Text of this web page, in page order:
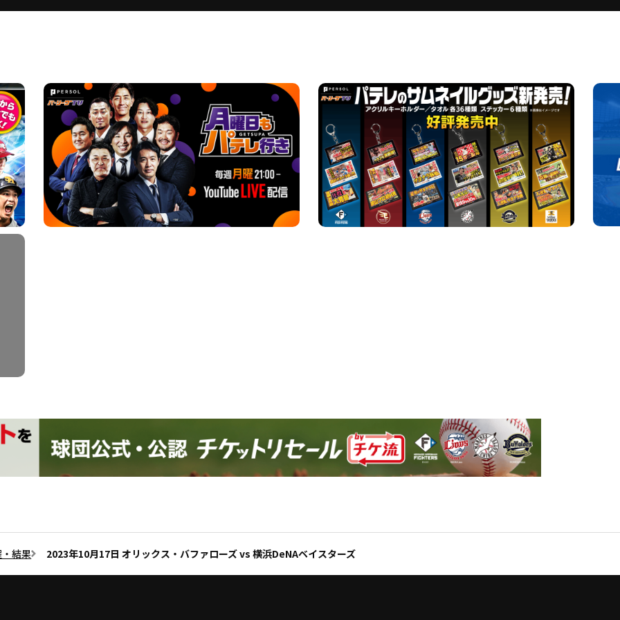
結果 2023年10月17日 オリックス・バファローズ vs 横浜DeNAベイスターズ